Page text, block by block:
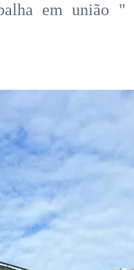
em união "